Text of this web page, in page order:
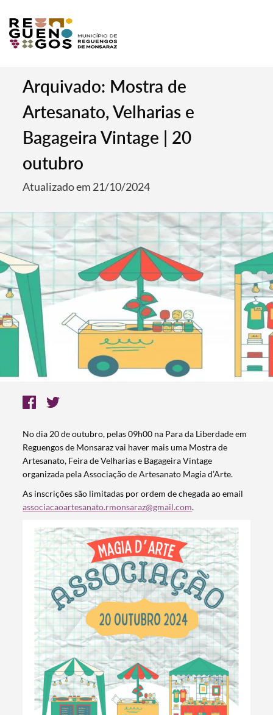
Arquivado: Mostra de
Artesanato, Velharias e
Bagageira Vintage | 20
outubro
Atualizado em 21/10/2024
No dia 20 de outubro, pelas 09h00 na Para da Liberdade em
Reguengos de Monsaraz vai haver mais uma Mostra de
Artesanato, Feira de Velharias e Bagageira Vintage
organizada pela Associação de Artesanato Magia d’Arte.
As inscrições são limitadas por ordem de chegada ao email
associacaoartesanato.rmonsaraz@gmail.com.